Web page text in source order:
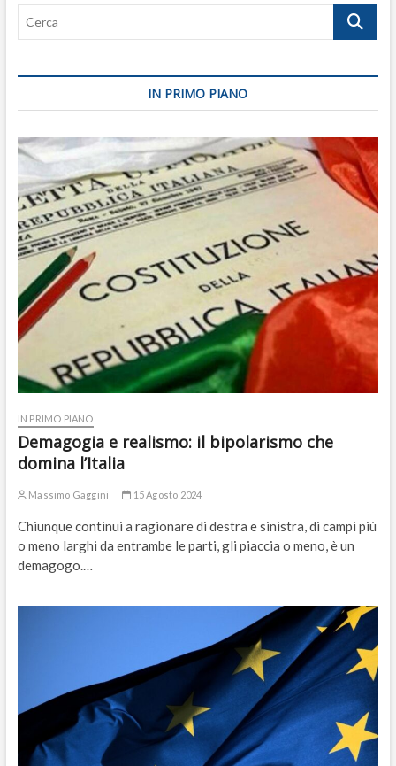
Cerca
IN PRIMO PIANO
IN PRIMO PIANO
Demagogia e realismo: il bipolarismo che
domina l’Italia
Massimo Gaggini 15 Agosto 2024
Chiunque continui a ragionare di destra e sinistra, di campi più
o meno larghi da entrambe le parti, gli piaccia o meno, è un
demagogo.…